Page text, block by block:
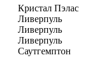
Кристал Пэлас
Ливерпуль
Ливерпуль
Ливерпуль
Саутгемптон